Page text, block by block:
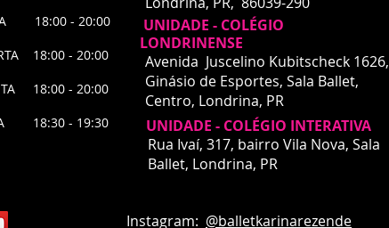
18:00 - 20:00
18:00 - 20:00
18:00 - 20:00
18:30 - 19:30
UNIDADE - INTERATIVA
​Rua Ivaí, 317
Bairro Vila Nova
Aguardando liberação de espaço
UNIDADE - COLÉGIO
LONDRINENSE
Avenida Juscelino Kubitscheck 1626,
Ginásio de Esportes, Sala Ballet,
Centro, Londrina, PR
UNIDADE - COLÉGIO INTERATIVA
Rua Ivaí, 317, bairro Vila Nova, Sala
Ballet, Londrina, PR
@balletkarinarezende